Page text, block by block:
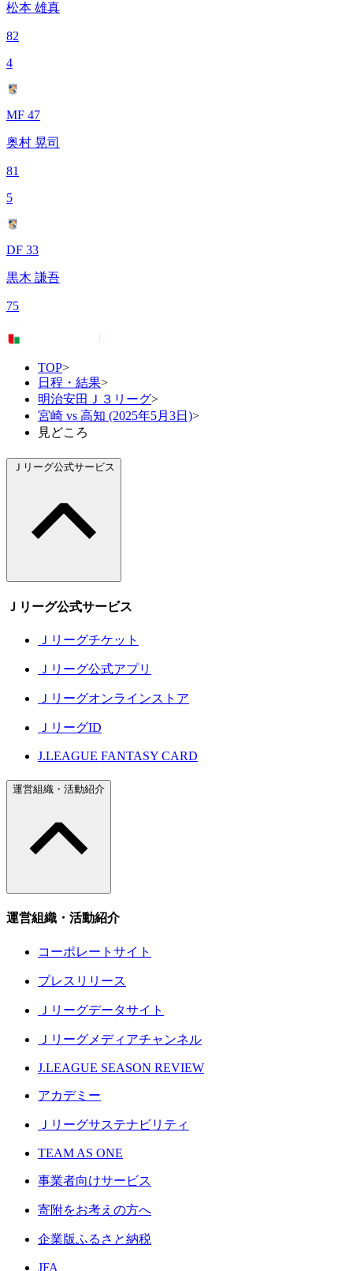
松本 雄真
82
4
MF 47
奥村 晃司
81
5
DF 33
黒木 謙吾
75
TOP>
日程・結果>
明治安田Ｊ３リーグ>
宮崎 vs 高知 (2025年5月3日)>
見どころ
Ｊリーグ公式サービス
Ｊリーグ公式サービス
Ｊリーグチケット
Ｊリーグ公式アプリ
Ｊリーグオンラインストア
ＪリーグID
J.LEAGUE FANTASY CARD
運営組織・活動紹介
運営組織・活動紹介
コーポレートサイト
プレスリリース
Ｊリーグデータサイト
Ｊリーグメディアチャンネル
J.LEAGUE SEASON REVIEW
アカデミー
Ｊリーグサステナビリティ
TEAM AS ONE
事業者向けサービス
寄附をお考えの方へ
企業版ふるさと納税
JFA